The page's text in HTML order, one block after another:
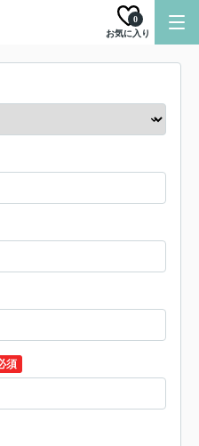
お気に入り
0
須